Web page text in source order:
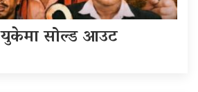
युकेमा सोल्ड आउट